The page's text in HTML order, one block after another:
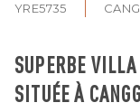
YRE5735
SUPERBE
SITUÉE À